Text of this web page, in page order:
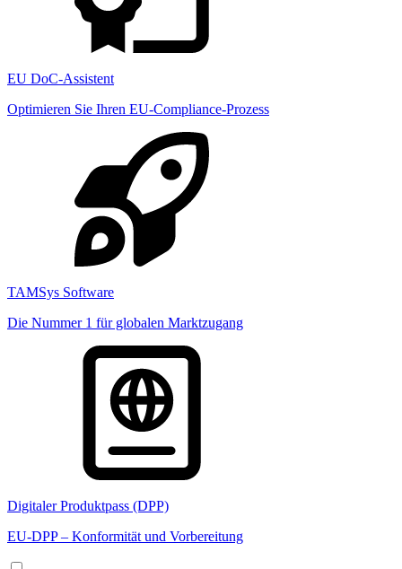
EU DoC-Assistent
Optimieren Sie Ihren EU-Compliance-Prozess
TAMSys Software
Die Nummer 1 für globalen Marktzugang
Digitaler Produktpass (DPP)
EU-DPP – Konformität und Vorbereitung